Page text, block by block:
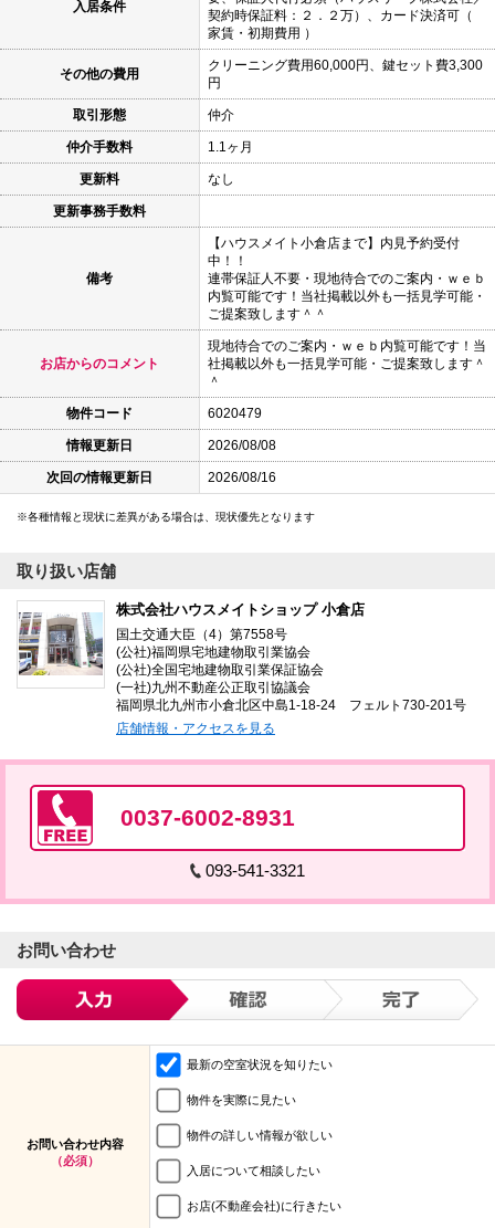
入居条件
契約時保証料：２．２万）、カード決済可（
家賃・初期費用 ）
その他の費用
クリーニング費用60,000円、鍵セット費3,300
円
取引形態 仲介
仲介手数料 1.1ヶ月
更新料 なし
更新事務手数料
備考
【ハウスメイト小倉店まで】内見予約受付
中！！
連帯保証人不要・現地待合でのご案内・ｗｅｂ
内覧可能です！当社掲載以外も一括見学可能・
ご提案致します＾＾
お店からのコメント
現地待合でのご案内・ｗｅｂ内覧可能です！当
社掲載以外も一括見学可能・ご提案致します＾
＾
物件コード 6020479
情報更新日 2026/08/08
次回の情報更新日 2026/08/16
各種情報と現状に差異がある場合は、現状優先となります
取り扱い店舗
株式会社ハウスメイトショップ 小倉店
国土交通大臣（4）第7558号
(公社)福岡県宅地建物取引業協会
(公社)全国宅地建物取引業保証協会
(一社)九州不動産公正取引協議会
福岡県北九州市小倉北区中島1-18-24 フェルト730-201号
店舗情報・アクセスを見る
0037-6002-8931
093-541-3321
お問い合わせ
お問い合わせ内容
（必須）
最新の空室状況を知りたい
物件を実際に見たい
物件の詳しい情報が欲しい
入居について相談したい
お店(不動産会社)に行きたい